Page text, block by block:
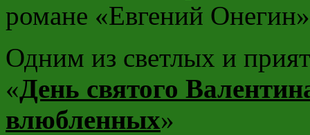
романе «Евгений
Одним из светлых и
«День святого
влюбленных»